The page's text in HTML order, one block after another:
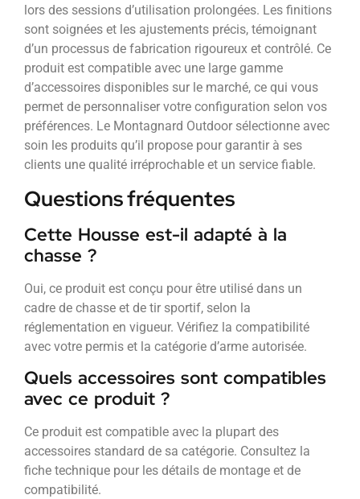
lors des sessions d’utilisation prolongées. Les finitions
sont soignées et les ajustements précis, témoignant
d’un processus de fabrication rigoureux et contrôlé. Ce
produit est compatible avec une large gamme
d’accessoires disponibles sur le marché, ce qui vous
permet de personnaliser votre configuration selon vos
préférences. Le Montagnard Outdoor sélectionne avec
soin les produits qu’il propose pour garantir à ses
clients une qualité irréprochable et un service fiable.
Questions fréquentes
Cette Housse est-il adapté à la
chasse ?
Oui, ce produit est conçu pour être utilisé dans un
cadre de chasse et de tir sportif, selon la
réglementation en vigueur. Vérifiez la compatibilité
avec votre permis et la catégorie d’arme autorisée.
Quels accessoires sont compatibles
avec ce produit ?
Ce produit est compatible avec la plupart des
accessoires standard de sa catégorie. Consultez la
fiche technique pour les détails de montage et de
compatibilité.